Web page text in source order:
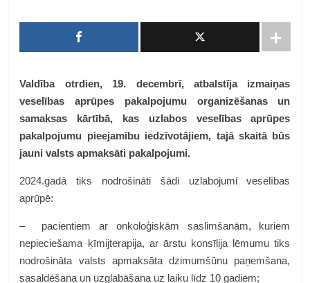
Valdība otrdien, 19. decembrī, atbalstīja izmaiņas
veselības aprūpes pakalpojumu organizēšanas un
samaksas kārtībā, kas uzlabos veselības aprūpes
pakalpojumu pieejamību iedzīvotājiem, tajā skaitā būs
jauni valsts apmaksāti pakalpojumi.
2024.gadā tiks nodrošināti šādi uzlabojumi veselības
aprūpē:
– pacientiem ar onkoloģiskām saslimšanām, kuriem
nepieciešama ķīmijterapija, ar ārstu konsīlija lēmumu tiks
nodrošināta valsts apmaksāta dzimumšūnu paņemšana,
sasaldēšana un uzglabāšana uz laiku līdz 10 gadiem;